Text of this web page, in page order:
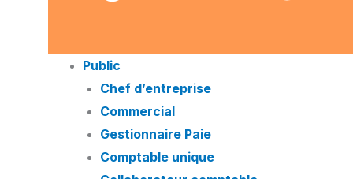
Public
Chef d’entreprise
Commercial
Gestionnaire Paie
Comptable unique